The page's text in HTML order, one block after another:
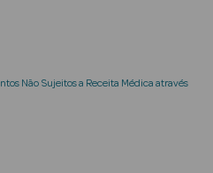
Não Sujeitos a Receita Médica através